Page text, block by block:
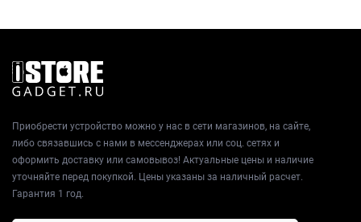
Приобрести устройство можно у нас в сети магазинов, на сайте,
либо связавшись с нами в мессенджерах или соц. сетях и
оформить доставку или самовывоз! Актуальные цены и наличие
уточняйте перед покупкой. Цены указаны за наличный расчет.
Гарантия 1 год.